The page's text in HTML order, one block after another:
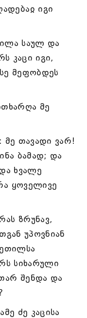
იგი
საულ და
კაცი იგი,
მეფობდეს
მე
მე თავადი ვარ!
ბამად; და
ხვალე
ყოველივე
ზრუნავ,
უპოვნიან
სიხარული
შენდა და
ძე კაცისა